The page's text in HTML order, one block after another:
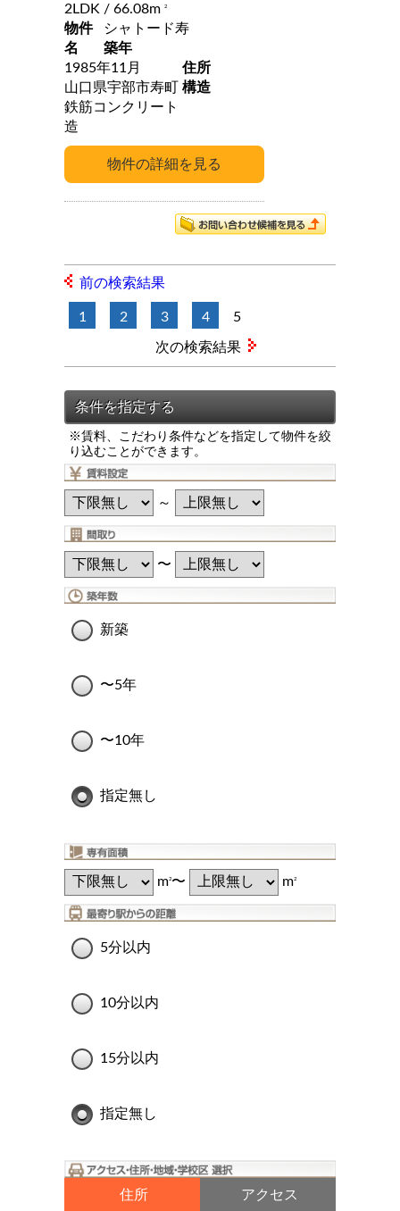
2LDK / 66.08m 2
物件
名
シャトード寿
築年
1985年11月
住所
山口県宇部市寿町
構造
鉄筋コンクリート
造
前の検索結果
1 2 3 4 5
※賃料、こだわり条件などを指定して物件を絞
り込むことができます。
～
〜
新築
〜5年
〜10年
指定無し
m2〜 m2
5分以内
10分以内
15分以内
指定無し
住所 アクセス